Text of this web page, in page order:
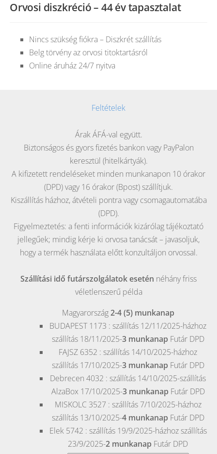
Orvosi diszkréció – 44 év tapasztalat
Nincs szükség fiókra – Diszkrét szállítás
Belg törvény az orvosi titoktartásról
Online áruház 24/7 nyitva
Feltételek
Árak ÁFÁ-val együtt.
Biztonságos és gyors fizetés bankon vagy PayPalon
keresztül (hitelkártyák).
A kifizetett rendeléseket minden munkanapon 10 órakor
(DPD) vagy 16 órakor (Bpost) szállítjuk.
Kiszállítás házhoz, átvételi pontra vagy csomagautomatába
(DPD).
Figyelmeztetés: a fenti információk kizárólag tájékoztató
jellegűek; mindig kérje ki orvosa tanácsát – javasoljuk,
hogy a termék használata előtt konzultáljon orvossal.
Szállítási idő futárszolgálatok esetén néhány friss
véletlenszerű példa
Magyarország2-4 (5) munkanap
BUDAPEST1173 : szállítás 12/11/2025-házhoz
szállítás 18/11/2025-3 munkanap Futár DPD
FAJSZ 6352 : szállítás 14/10/2025-házhoz
szállítás 17/10/2025-3 munkanap Futár DPD
Debrecen 4032 : szállítás 14/10/2025-szállítás
AlzaBox 17/10/2025-3 munkanap Futár DPD
MISKOLC 3527 : szállítás 7/10/2025-házhoz
szállítás 13/10/2025-4 munkanap Futár DPD
Elek5742 : szállítás 19/9/2025-házhoz szállítás
23/9/2025-2 munkanap Futár DPD